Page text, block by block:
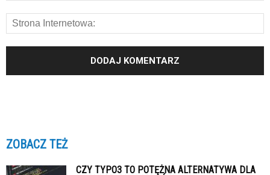
ZOBACZ TEŻ
CZY TYPO3 TO POTĘŻNA ALTERNATYWA DLA